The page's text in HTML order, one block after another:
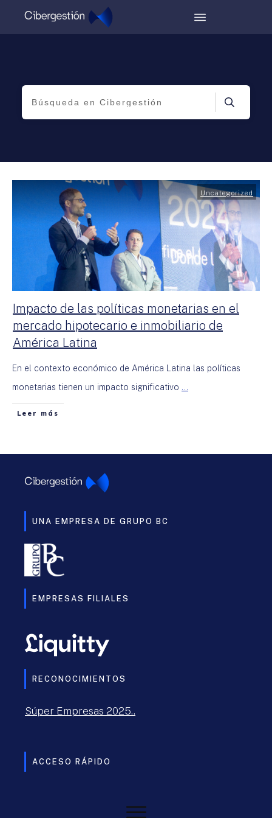
Uncategorized
Impacto de las políticas monetarias en el
mercado hipotecario e inmobiliario de
América Latina
En el contexto económico de América Latina las políticas
monetarias tienen un impacto significativo ...
Leer más
UNA EMPRESA DE GRUPO BC
EMPRESAS FILIALES
RECONOCIMIENTOS
Súper Empresas 2025..
ACCESO RÁPIDO